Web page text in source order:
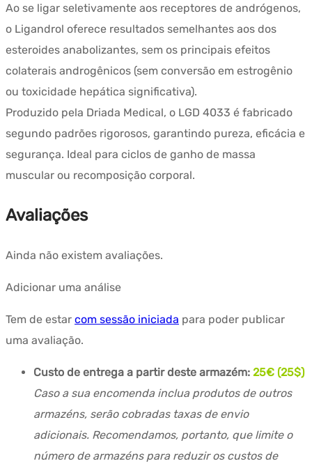
Ao se ligar seletivamente aos receptores de andrógenos,
o Ligandrol oferece resultados semelhantes aos dos
esteroides anabolizantes, sem os principais efeitos
colaterais androgênicos (sem conversão em estrogênio
ou toxicidade hepática significativa).
Produzido pela Driada Medical, o LGD 4033 é fabricado
segundo padrões rigorosos, garantindo pureza, eficácia e
segurança. Ideal para ciclos de ganho de massa
muscular ou recomposição corporal.
Avaliações
Ainda não existem avaliações.
Adicionar uma análise
Tem de estar com sessão iniciada para poder publicar
uma avaliação.
Custo de entrega a partir deste armazém: 25€ (25$)
Caso a sua encomenda inclua produtos de outros
armazéns, serão cobradas taxas de envio
adicionais. Recomendamos, portanto, que limite o
número de armazéns para reduzir os custos de